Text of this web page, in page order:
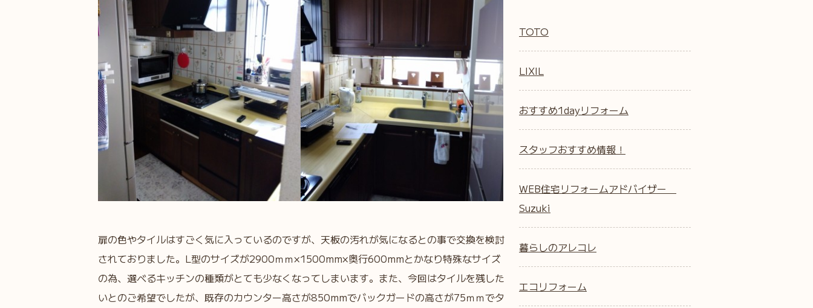
扉の色やタイルはすごく気に入っているのですが、天板の汚れが気になるとの事で交換を検討
されておりました。L型のサイズが2900ｍｍ×1500mm×奥行600mmとかなり特殊なサイズ
の為、選べるキッチンの種類がとても少なくなってしまいます。また、今回はタイルを残した
いとのご希望でしたが、既存のカウンター高さが850mmでバックガードの高さが75ｍｍでタ
TOTO
LIXIL
おすすめ1dayリフォーム
スタッフおすすめ情報！
WEB住宅リフォームアドバイザー
Suzuki
暮らしのアレコレ
エコリフォーム